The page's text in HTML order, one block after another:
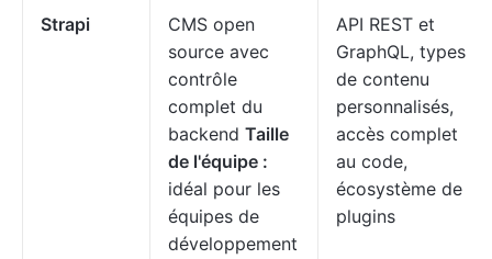
Strapi
CMS open
source avec
contrôle
complet du
backend Taille
de l'équipe :
idéal pour les
équipes de
développement
API REST et
GraphQL, types
de contenu
personnalisés,
accès complet
au code,
écosystème de
plugins